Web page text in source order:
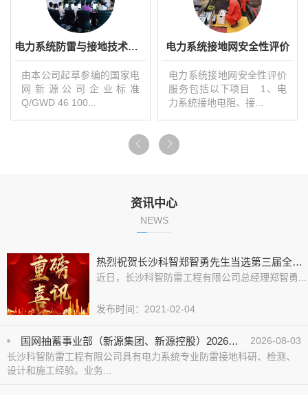
电力系统防雷与接地技术研发
由本公司起草参编的国家电
网新源公司企业标准
Q/GWD 46 100...
电力系统接地网安全性评价
电力系统接地网安全性评价
服务包括以下项目 1、电
力系统接地电阻、接...
资讯中心
NEWS
热烈祝贺长沙科智郑智勇先生当选第三届全国雷电防护标准技术委员会成员
发布时间：2021-02-04
近日，长沙科智防雷工程有限公司总经理郑智勇...
国网抽蓄事业部（新源集团、新源控股）2026年下半年重点工作推进会召开
2026-08-03
长沙科智防雷工程有限公司具有电力系统专业防雷接地科研、检测、
设计和施工经验。业务...